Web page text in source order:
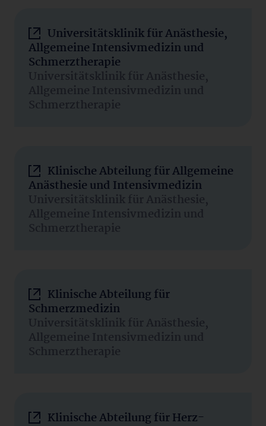
Universitätsklinik für Anästhesie,
Allgemeine Intensivmedizin und
Schmerztherapie
Universitätsklinik für Anästhesie,
Allgemeine Intensivmedizin und
Schmerztherapie
Klinische Abteilung für Allgemeine
Anästhesie und Intensivmedizin
Universitätsklinik für Anästhesie,
Allgemeine Intensivmedizin und
Schmerztherapie
Klinische Abteilung für
Schmerzmedizin
Universitätsklinik für Anästhesie,
Allgemeine Intensivmedizin und
Schmerztherapie
Klinische Abteilung für Herz-